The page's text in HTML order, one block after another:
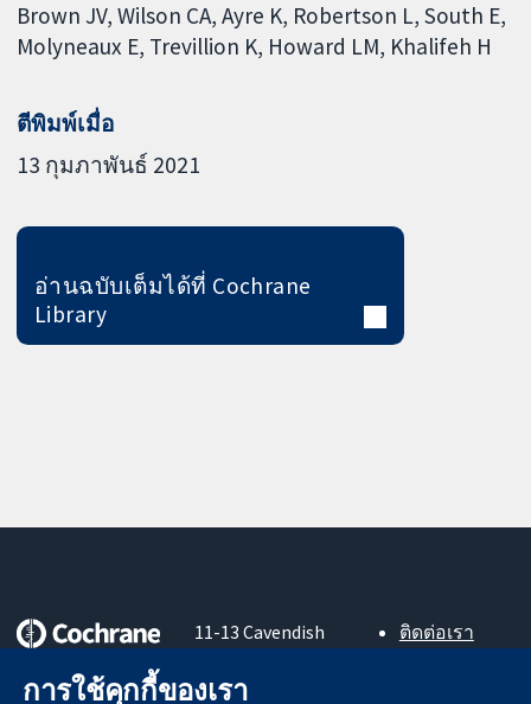
Brown JV Wilson CA Ayre K Robertson L South E
Molyneaux E Trevillion K Howard LM Khalifeh H
ตีพิมพ์เมื่อ
13 กุมภาพันธ์ 2021
อ่านฉบับเต็มได้ที่ Cochrane
Library
หลักฐานที่เชื่อถือ
11-13 Cavendish
London
ติดต่อเรา
การใช้คุกกี้ของเรา